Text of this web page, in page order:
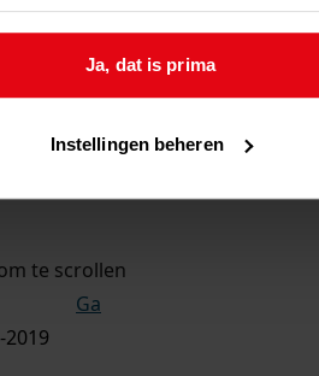
Ja, dat is prima
Instellingen beheren
gecontroleerd op volledigheid
te scrollen
Ga